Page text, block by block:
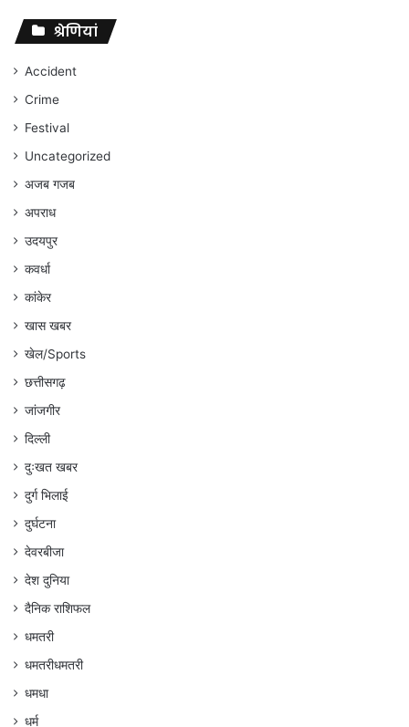
संघर्ष
जारी
रहेगा
अंकित
गौरहा
श्रेणियां
Accident
Crime
Festival
Uncategorized
अजब गजब
अपराध
उदयपुर
कवर्धा
कांकेर
खास खबर
खेल/Sports
छत्तीसगढ़
जांजगीर
दिल्ली
दुःखत खबर
दुर्ग भिलाई
दुर्घटना
देवरबीजा
देश दुनिया
दैनिक राशिफल
धमतरी
धमतरीधमतरी
धमधा
धर्म